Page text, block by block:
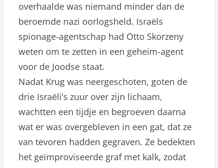
overhaalde was niemand minder dan de
beroemde nazi oorlogsheld. Israëls
spionage-agentschap had Otto Skorzeny
weten om te zetten in een geheim-agent
voor de Joodse staat.
Nadat Krug was neergeschoten, goten de
drie Israëli’s zuur over zijn lichaam,
wachtten een tijdje en begroeven daarna
wat er was overgebleven in een gat, dat ze
van tevoren hadden gegraven. Ze bedekten
het geïmproviseerde graf met kalk, zodat